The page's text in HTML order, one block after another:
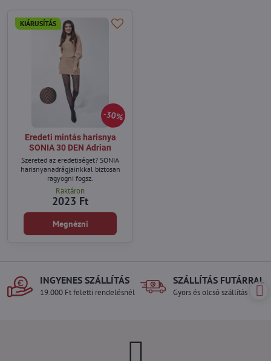
30%
KIÁRUSÍTÁS
Eredeti mintás harisnya
SONIA 30 DEN Adrian
Szereted az eredetiséget? SONIA
harisnyanadrágjainkkal biztosan
ragyogni fogsz.
Raktáron
2023 Ft
Megnézni
INGYENES SZÁLLÍTÁS
19.000 Ft feletti rendelésnél
SZÁLLÍTÁS FUTÁRRAL
Gyors és olcsó szállítás